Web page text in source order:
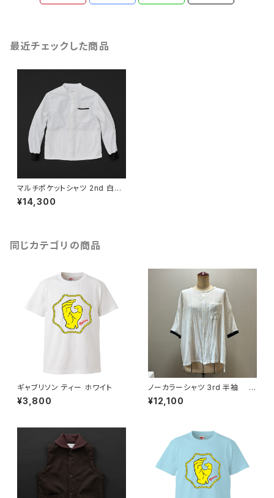
最近チェックした商品
マルチポケットシャツ 2nd 白×
黒+P
¥14,300
同じカテゴリの商品
ギャブリソン ティー ホワイト
¥3,800
ノーカラーシャツ 3rd 半袖 白
×黒
¥12,100